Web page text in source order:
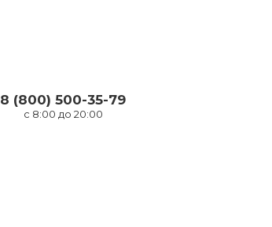
8 (800) 500-35-79
с 8:00 до 20:00